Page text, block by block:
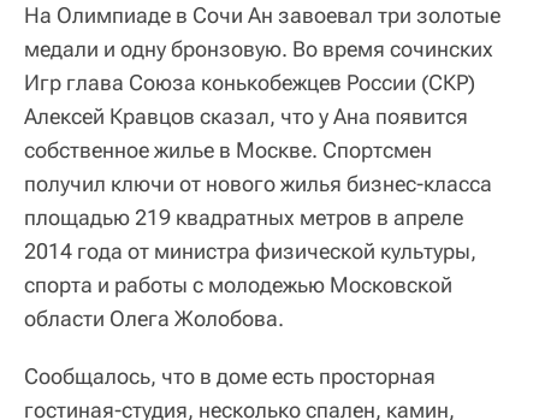
На Олимпиаде в Сочи Ан завоевал три золотые
медали и одну бронзовую. Во время сочинских
Игр глава Союза конькобежцев России (СКР)
Алексей Кравцов сказал, что у Ана появится
собственное жилье в Москве. Спортсмен
получил ключи от нового жилья бизнес-класса
площадью 219 квадратных метров в апреле
2014 года от министра физической культуры,
спорта и работы с молодежью Московской
области Олега Жолобова.
Сообщалось, что в доме есть просторная
гостиная-студия, несколько спален, камин,